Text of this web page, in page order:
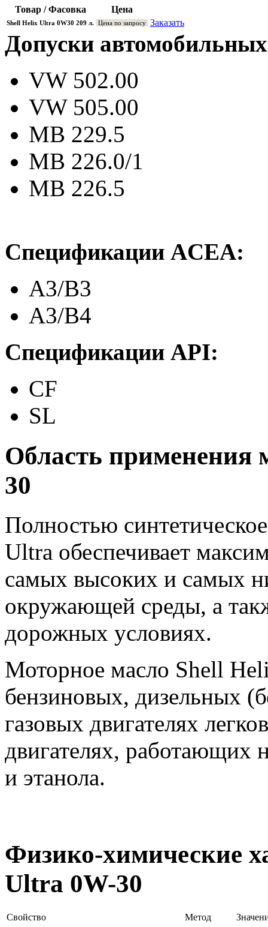
Товар / Фасовка Цена
Shell Helix Ultra 0W30 209 л. Цена по запросу Заказать
Допуски
VW 502.00
VW 505.00
MB 229.5
МВ 226.0/1
МВ 226.5
Спецификации ACEA:
A3/B3
A3/B4
Спецификации API:
CF
SL
Область применения
30
Полностью
Ultra обеспечивает
самых высоких и самых
окружающей среды, а
дорожных условиях.
Моторное масло Shell
бензиновых, дизельных
газовых двигателях
двигателях, работающих
и этанола.
Физико-химические
Ultra 0W-30
Свойство Метод